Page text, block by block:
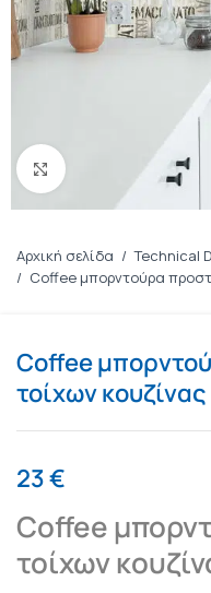
Πατήστε για
Αρχική σελίδα / Technical
/ Coffee μπορντούρα
Coffee
τοίχων
23€
Coffee
τοίχων